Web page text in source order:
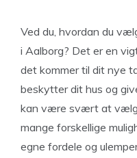
Ved du, hvordan du
i Aalborg? Det er en
det kommer til dit nye
beskytter dit hus og
kan være svært at
mange forskellige
egne fordele og